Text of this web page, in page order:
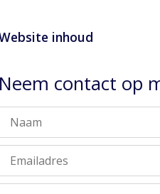
inhoud
Neem contact op